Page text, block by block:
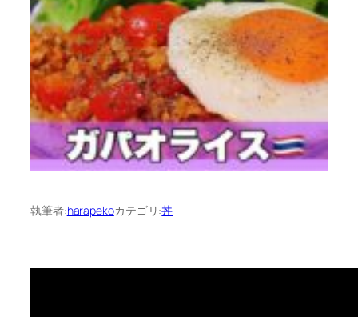
執筆者:harapekoカテゴリ:丼